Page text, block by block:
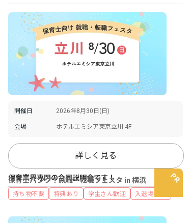
開催日 2026年8月30日(日)
会場 ホテルエミシア東京立川 4F
詳しく見る
保育士バンク！就職・転職フェスタ in 横浜
保育業界専門の合同説明会です！
持ち物不要 特典あり 学生さん歓迎 入退場自由